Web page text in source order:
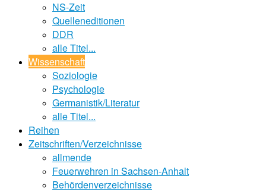
NS-Zeit
Quelleneditionen
DDR
alle Titel...
Wissenschaft
Soziologie
Psychologie
Germanistik/Literatur
alle Titel...
Reihen
Zeitschriften/Verzeichnisse
allmende
Feuerwehren in Sachsen-Anhalt
Behördenverzeichnisse